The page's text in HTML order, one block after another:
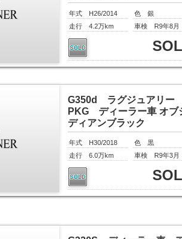
年式 H26/2014
走行 4.2万km
色 銀
車検 R9年8月
G350d ラグジュアリー
PKG ディーラー車 オブ
ディアンブラック
年式 H30/2018
走行 6.0万km
色 黒
車検 R9年3月